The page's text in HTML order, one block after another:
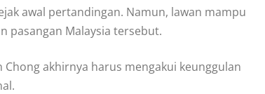
awal pertandingan. Namun, lawan mampu
pasangan Malaysia tersebut.
akhirnya harus mengakui keunggulan